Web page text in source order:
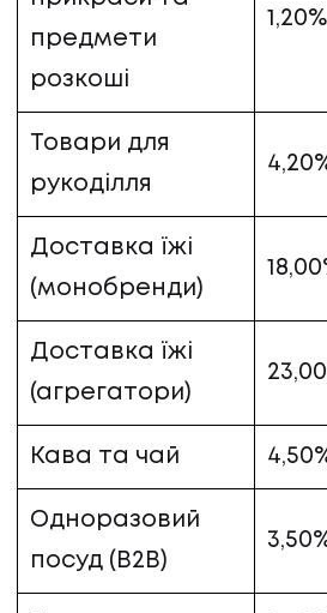
предмети
розкоші
1,20%
Товари для
рукоділля
Доставка їжі
(монобренди)
Доставка їжі
(агрегатори)
Кава та чай
Одноразовий
посуд (B2B)